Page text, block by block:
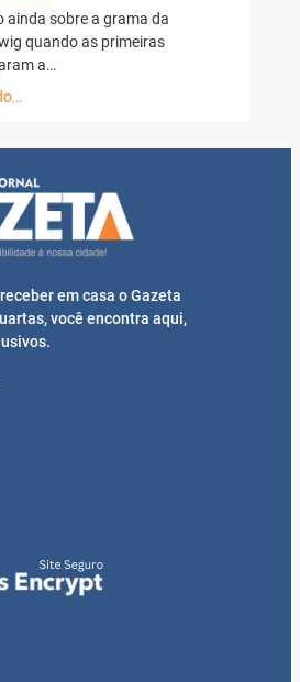
ainda sobre a grama da
quando as primeiras
a…
em casa o Gazeta
você encontra aqui,